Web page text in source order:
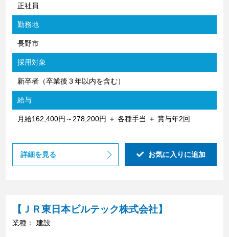
正社員
勤務地
長野市
採用対象
新卒者（卒業後３年以内を含む）
給与
月給162,400円～278,200円 ＋ 各種手当 ＋ 賞与年2回
詳細を見る お気に入りに追加
【ＪＲ東日本ビルテック株式会社】
業種： 建設